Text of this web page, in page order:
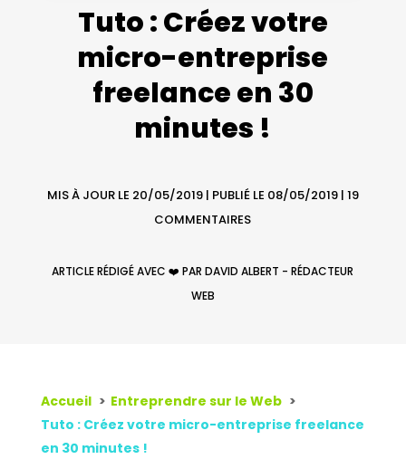
Tuto : Créez votre
micro-entreprise
freelance en 30
minutes !
MIS À JOUR LE 20/05/2019 | PUBLIÉ LE 08/05/2019| 19
COMMENTAIRES
ARTICLE RÉDIGÉ AVEC ❤️ PAR DAVID ALBERT - RÉDACTEUR
WEB
Accueil
Entreprendre sur le Web
Tuto : Créez votre micro-entreprise freelance
en 30 minutes !